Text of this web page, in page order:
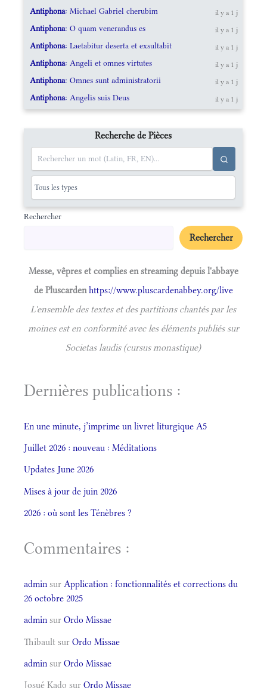
Antiphona: Michael Gabriel cherubim il y a 1 j
Antiphona: O quam venerandus es il y a 1 j
Antiphona: Laetabitur deserta et exsultabit il y a 1 j
Antiphona: Angeli et omnes virtutes il y a 1 j
Antiphona: Omnes sunt administratorii il y a 1 j
Antiphona: Angelis suis Deus il y a 1 j
Recherche de Pièces
Rechercher
Rechercher
Messe, vêpres et complies en streaming depuis l'abbaye
de Pluscardenhttps://www.pluscardenabbey.org/live
L'ensemble des textes et des partitions chantés par les
moines est en conformité avec les éléments publiés sur
Societas laudis (cursus monastique)
Dernières publications :
En une minute, j’imprime un livret liturgique A5
Juillet 2026 : nouveau : Méditations
Updates June 2026
Mises à jour de juin 2026
2026 : où sont les Ténèbres ?
Commentaires :
admin sur Application : fonctionnalités et corrections du
26 octobre 2025
admin sur Ordo Missae
Thibault sur Ordo Missae
admin sur Ordo Missae
Josué Kado sur Ordo Missae